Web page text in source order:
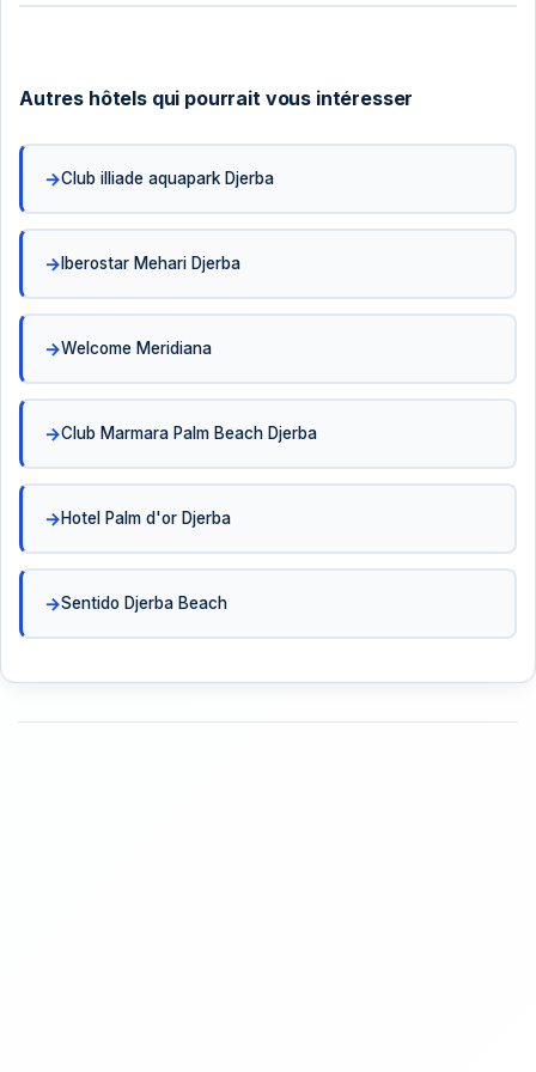
Autres hôtels qui pourrait vous intéresser
Club illiade aquapark Djerba
Iberostar Mehari Djerba
Welcome Meridiana
Club Marmara Palm Beach Djerba
Hotel Palm d'or Djerba
Sentido Djerba Beach